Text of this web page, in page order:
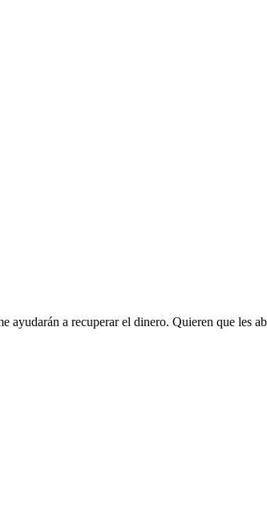
a recuperar el dinero. Quieren que les